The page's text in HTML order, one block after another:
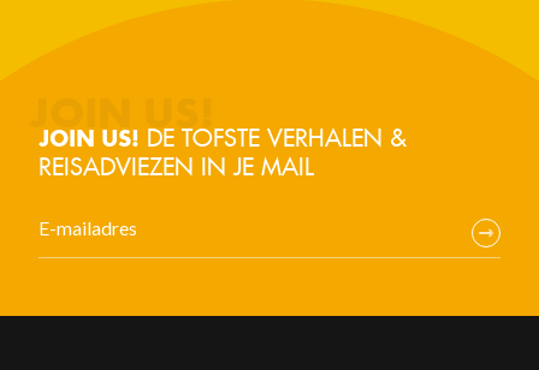
JOIN US! DE TOFSTE VERHALEN &
REISADVIEZEN IN JE MAIL